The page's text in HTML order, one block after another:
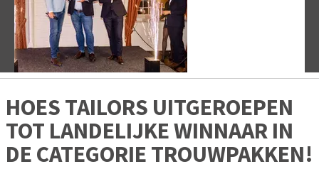
Vorige
HOES TAILORS UITGEROEPEN
TOT LANDELIJKE WINNAAR IN
DE CATEGORIE TROUWPAKKEN!